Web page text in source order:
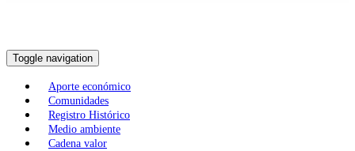
Toggle navigation
Aporte económico
Comunidades
Registro Histórico
Medio ambiente
Cadena valor